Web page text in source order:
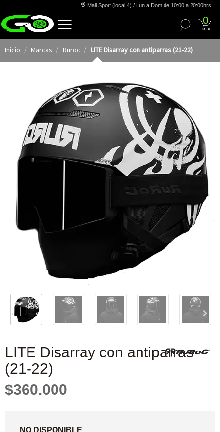
Mall Sport (local 4) / Lun a Dom de 10:00 a 20:00hrs
0
Inicio Marcas Ruroc LITE Disarray con antiparras (21-22)
LITE Disarray con antiparras
(21-22)
$360.000
NO DISPONIBLE